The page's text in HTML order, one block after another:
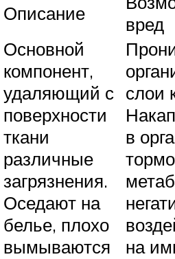
Описание
вред
Основной
компонент,
удаляющий с
поверхности
ткани
различные
загрязнения.
Оседают на
белье, плохо
вымываются
слои
в
на